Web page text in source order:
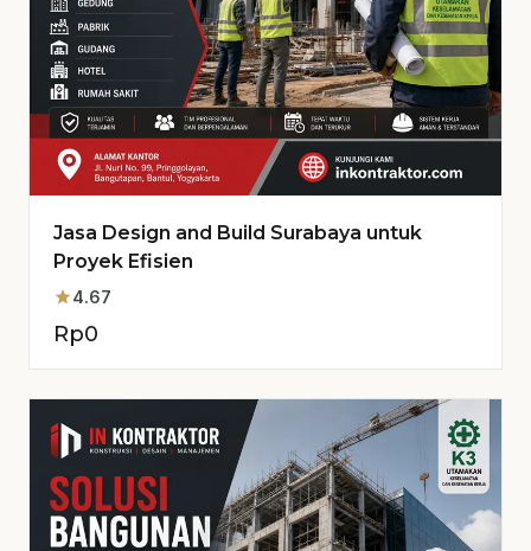
Jasa Design and Build Surabaya untuk
Proyek Efisien
star4.67
Rp0